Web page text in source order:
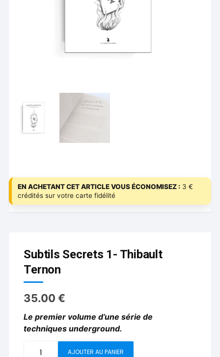
EN ACHETANT CET ARTICLE VOUS ÉCONOMISEZ : 3 €
crédités sur votre carte fidélité
Subtils Secrets 1- Thibault
Ternon
35.00€
Le premier volume d’une série de
techniques underground.
AJOUTER AU PANIER